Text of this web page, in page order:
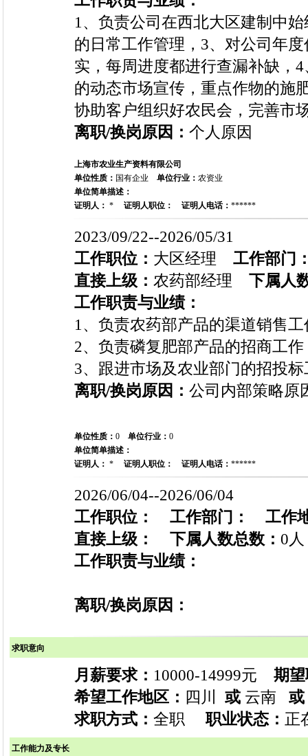
1、负责公司在西北大区建制中
的日常工作管理，3、对公司年
实，每周进度都进行查漏补缺，
的动态市场宣传，重点作物的施
协助客户组织好农民会，完善市
离职/换岗原因： 个人原因
上海市农业生产资料有限公司
单位性质： 国有企业 单位行业： 农资业
单位简单描述：
证明人： * 证明人职位： 证明人电话： ******
2023/09/22--2026/05/31
工作职位： 大区经理 工作部门
直接上级： 农药部经理 下属人
工作职责与业绩：
1、负责农药部产品的渠道销售工
2、负责磷复肥部产品的招商工作
3、跟进市场及农业部门的招投标
离职/换岗原因： 公司内部策略原
单位性质： 0 单位行业： 0
单位简单描述：
证明人： * 证明人职位： 证明人电话： ******
2026/06/04--2026/06/04
工作职位：
工作部门：
工作
直接上级：
下属人数总数： 0人
工作职责与业绩：
离职/换岗原因：
求职意向
月薪要求： 10000-14999元 期
希望工作地区： 四川 或云南 或
求职方式： 全职职业状态： 正
工作能力及专长